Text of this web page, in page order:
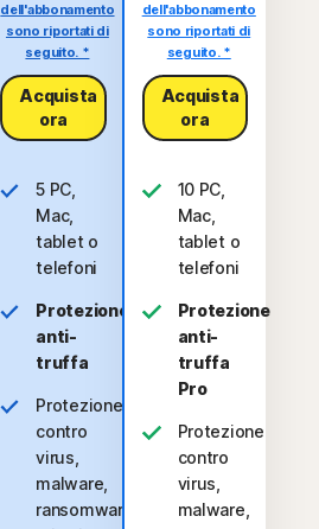
dell'abbonamento
sono riportati di
seguito. *
Acquista
ora
5 PC,
Mac,
tablet o
telefoni
Protezione
anti-
truffa
Protezione
contro
virus,
malware,
ransomware
dell'abbonamento
sono riportati di
seguito. *
Acquista
ora
10 PC,
Mac,
tablet o
telefoni
Protezione
anti-
truffa
Pro
Protezione
contro
virus,
malware,